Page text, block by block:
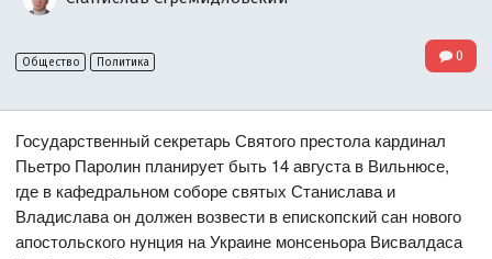
Общество Политика 0
Государственный секретарь Святого престола кардинал
Пьетро Паролин планирует быть 14 августа в Вильнюсе,
где в кафедральном соборе святых Станислава и
Владислава он должен возвести в епископский сан нового
апостольского нунция на Украине монсеньора Висвалдаса